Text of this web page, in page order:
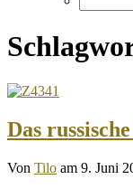
nach:
Das
Von Tilo am 9. Juni